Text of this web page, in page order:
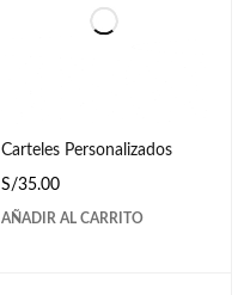
Carteles Personalizados
S/35.00
AÑADIR AL CARRITO